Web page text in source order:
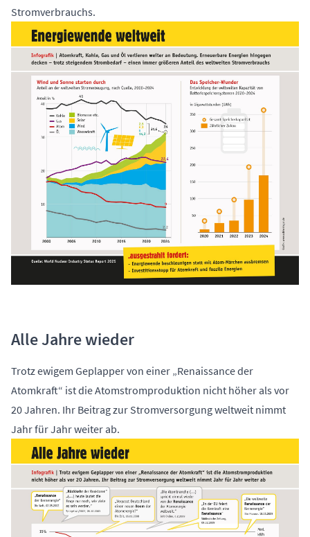
Stromverbrauchs.
Alle Jahre wieder
Trotz ewigem Geplapper von einer „Renaissance der
Atomkraft“ ist die Atomstromproduktion nicht höher als vor
20 Jahren. Ihr Beitrag zur Stromversorgung weltweit nimmt
Jahr für Jahr weiter ab.